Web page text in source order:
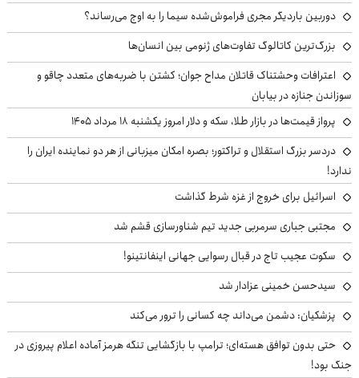
دوربین باردیگر مجری فراموش‌شده سیما را به اوج می‌رساند؟
بزرگ‌ترین کاتالوگ تفاوت‌های ژنومی بین انسان‌ها
اعترافات وحشتناک قاتلان مداح جوان؛ کشتن با ضربه‌های متعدد چاقو و
سوزاندن جنازه در بیابان
پرواز قیمت‌ها در بازار طلا، سکه و دلار امروز یکشنبه ۱۸ مرداد ۱۴۰۵
دردسر بزرگ استقلال و تراکتور؛ بصره امکان میزبانی از هر دو نماینده ایران را
ندارد!
اسرائیل برای خروج از غزه شرط گذاشت
مجتبی جباری سرمربی جدید تیم شناورسازی قشم شد
سکوت عجیب تاج در قبال رسوایی جهانی اینفانتینو!
سیدحسن خمینی عزادار شد
پزشکیان: دشمن می‌داند چه کسانی را ترور می‌کند
حتی بدون توافق هسته‌ای؛ ترامپ با بازگشایی تنگه هرمز آماده اعلام پیروزی در
جنگ بود!